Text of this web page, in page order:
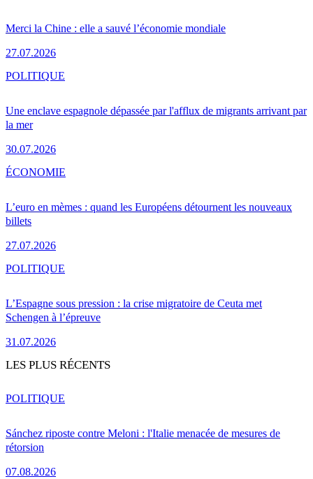
Merci la Chine : elle a sauvé l’économie mondiale
27.07.2026
Une enclave espagnole dépassée par l'afflux de migrants arrivant par
la mer
30.07.2026
POLITIQUE
L’euro en mèmes : quand les Européens détournent les nouveaux
billets
27.07.2026
ÉCONOMIE
L’Espagne sous pression : la crise migratoire de Ceuta met
Schengen à l’épreuve
31.07.2026
POLITIQUE
LES PLUS RÉCENTS
Sánchez riposte contre Meloni : l'Italie menacée de mesures de
rétorsion
07.08.2026
POLITIQUE